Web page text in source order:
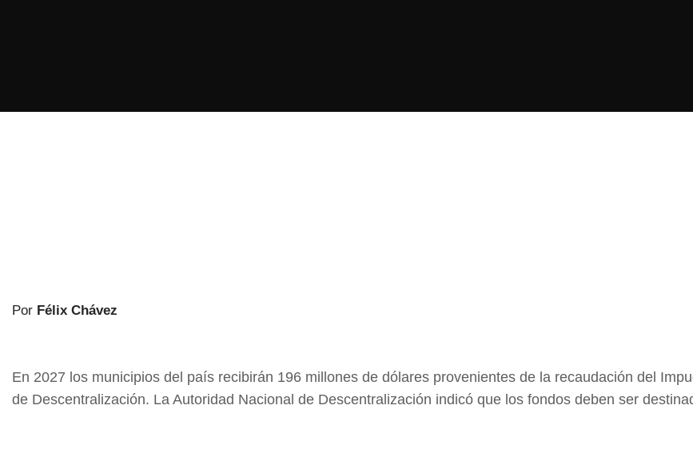
Por Félix Chávez
En 2027 los municipios del país recibirán 196 millones de dólares provenientes de la recaudación del
de Descentralización. La Autoridad Nacional de Descentralización indicó que los fondos deben ser